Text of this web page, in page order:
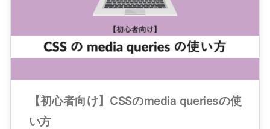
【初心者向け】CSSのmedia queriesの使
い方